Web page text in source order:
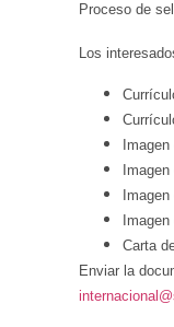
Proceso de
Los
Carta
Enviar la